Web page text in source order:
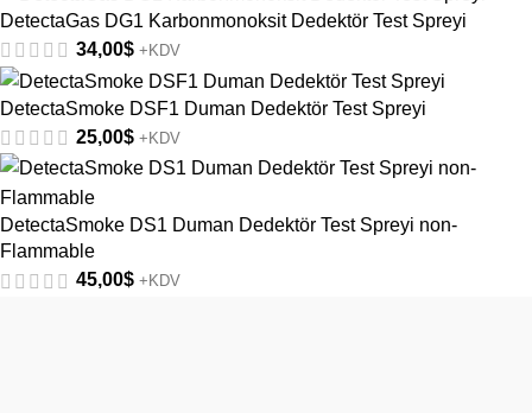
DetectaGas DG1 Karbonmonoksit Dedektör Test Spreyi
34,00$ +KDV
DetectaSmoke DSF1 Duman Dedektör Test Spreyi
25,00$ +KDV
DetectaSmoke DS1 Duman Dedektör Test Spreyi non-
Flammable
45,00$ +KDV